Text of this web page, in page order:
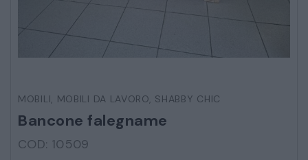
MOBILI, MOBILI DA LAVORO, SHABBY CHIC
Bancone falegname
COD: 10509